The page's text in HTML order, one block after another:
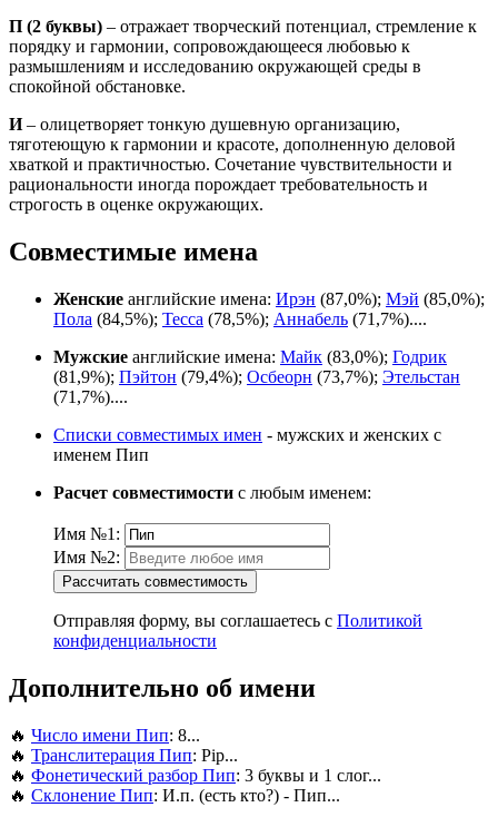
П (2 буквы) – отражает творческий потенциал, стремление к
порядку и гармонии, сопровождающееся любовью к
размышлениям и исследованию окружающей среды в
спокойной обстановке.
И– олицетворяет тонкую душевную организацию,
тяготеющую к гармонии и красоте, дополненную деловой
хваткой и практичностью. Сочетание чувствительности и
рациональности иногда порождает требовательность и
строгость в оценке окружающих.
Совместимые имена
Женские английские имена: Ирэн (87,0%); Мэй (85,0%);
Пола (84,5%); Тесса (78,5%); Аннабель (71,7%)....
Мужские английские имена: Майк (83,0%); Годрик
(81,9%); Пэйтон (79,4%); Осбеорн (73,7%); Этельстан
(71,7%)....
Списки совместимых имен - мужских и женских с
именем Пип
Расчет совместимости с любым именем:
Имя №1:
Имя №2:
Рассчитать совместимость
Отправляя форму, вы соглашаетесь с Политикой
конфиденциальности
Дополнительно об имени
🔥 Число имени Пип: 8...
🔥 Транслитерация Пип: Pip...
🔥 Фонетический разбор Пип: 3 буквы и 1 слог...
🔥 Склонение Пип: И.п. (есть кто?) - Пип...